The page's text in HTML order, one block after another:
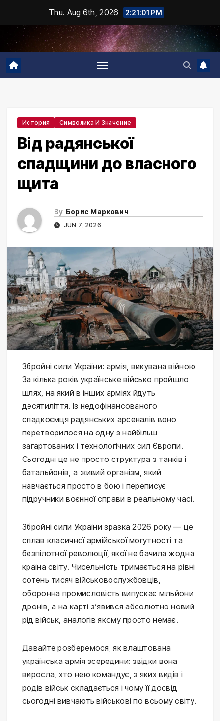
content
Thu. Aug 6th, 2026 2:21:02 PM
История Символика И Значение
Від радянської
спадщини до власного
щита
By Борис Маркович
JUN 7, 2026
Збройні сили України: армія, викувана війною
За кілька років українське військо пройшло
шлях, на який в інших арміях йдуть
десятиліття. Із недофінансованого
спадкоємця радянських арсеналів воно
перетворилося на одну з найбільш
загартованих і технологічних сил Європи.
Сьогодні це не просто структура з танків і
батальйонів, а живий організм, який
навчається просто в бою і переписує
підручники воєнної справи в реальному часі.
Збройні сили України зразка 2026 року — це
сплав класичної армійської могутності та
безпілотної революції, якої не бачила жодна
країна світу. Чисельність тримається на рівні
сотень тисяч військовослужбовців,
оборонна промисловість випускає мільйони
дронів, а на карті з’явився абсолютно новий
рід військ, аналогів якому просто немає.
Давайте розберемося, як влаштована
українська армія зсередини: звідки вона
виросла, хто нею командує, з яких видів і
родів військ складається і чому її досвід
сьогодні вивчають військові по всьому світу.